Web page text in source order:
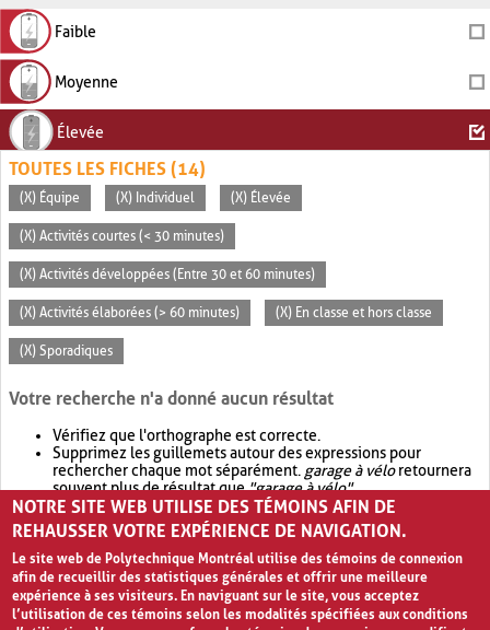
Faible
Moyenne
Élevée
TOUTES LES FICHES (14)
(X) Équipe (X) Individuel (X) Élevée
(X) Activités courtes (< 30 minutes)
(X) Activités développées (Entre 30 et 60 minutes)
(X) Activités élaborées (> 60 minutes) (X) En classe et hors classe
(X) Sporadiques
Votre recherche n'a donné aucun résultat
Vérifiez que l'orthographe est correcte.
Supprimez les guillemets autour des expressions pour
rechercher chaque mot séparément. garage à véloretournera
souvent plus de résultat que"garage à vélo".
Envisagez d'élargir votre recherche avec OR.garage OR vélo
retournera souvent plus de résultat quegarage à vélo
NOTRE SITE WEB UTILISE DES TÉMOINS AFIN DE
REHAUSSER VOTRE EXPÉRIENCE DE NAVIGATION.
Le site web de Polytechnique Montréal utilise des témoins de connexion
afin de recueillir des statistiques générales et offrir une meilleure
expérience à ses visiteurs. En naviguant sur le site, vous acceptez
l’utilisation de ces témoins selon les modalités spécifiées aux conditions